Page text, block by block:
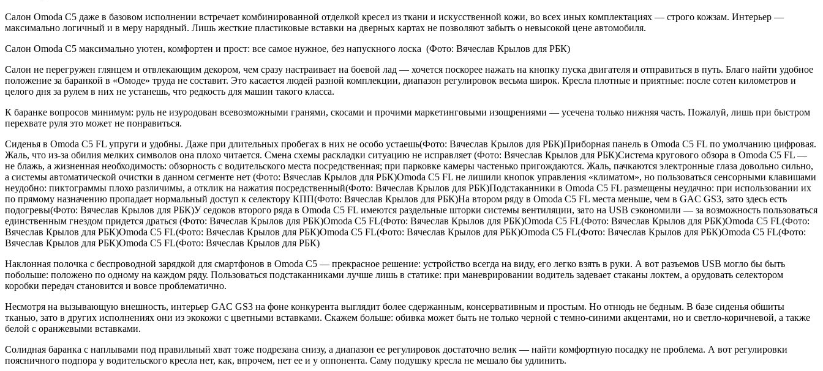
Салон Omoda C5 даже в базовом исполнении встречает комбинированной отделкой кресел из ткани и искусственной кожи, во всех иных комплектациях — строго кожзам. Интерьер —
максимально логичный и в меру нарядный. Лишь жесткие пластиковые вставки на дверных картах не позволяют забыть о невысокой цене автомобиля.
Салон Omoda C5 максимально уютен, комфортен и прост: все самое нужное, без напускного лоска (Фото: Вячеслав Крылов для РБК)
Салон не перегружен глянцем и отвлекающим декором, чем сразу настраивает на боевой лад — хочется поскорее нажать на кнопку пуска двигателя и отправиться в путь. Благо найти удобное
положение за баранкой в «Омоде» труда не составит. Это касается людей разной комплекции, диапазон регулировок весьма широк. Кресла плотные и приятные: после сотен километров и
целого дня за рулем в них не устанешь, что редкость для машин такого класса.
К баранке вопросов минимум: руль не изуродован всевозможными гранями, скосами и прочими маркетинговыми изощрениями — усечена только нижняя часть. Пожалуй, лишь при быстром
перехвате руля это может не понравиться.
Сиденья в Omoda C5 FL упруги и удобны. Даже при длительных пробегах в них не особо устаешь(Фото: Вячеслав Крылов для РБК)Приборная панель в Omoda C5 FL по умолчанию цифровая.
Жаль, что из-за обилия мелких символов она плохо читается. Смена схемы раскладки ситуацию не исправляет (Фото: Вячеслав Крылов для РБК)Система кругового обзора в Omoda C5 FL —
не блажь, а жизненная необходимость: обзорность с водительского места посредственная; при парковке камеры частенько пригождаются. Жаль, пачкаются электронные глаза довольно сильно,
а системы автоматической очистки в данном сегменте нет (Фото: Вячеслав Крылов для РБК)Omoda C5 FL не лишили кнопок управления «климатом», но пользоваться сенсорными клавишами
неудобно: пиктограммы плохо различимы, а отклик на нажатия посредственный(Фото: Вячеслав Крылов для РБК)Подстаканники в Omoda C5 FL размещены неудачно: при использовании их
по прямому назначению пропадает нормальный доступ к селектору КПП(Фото: Вячеслав Крылов для РБК)На втором ряду в Omoda C5 FL места меньше, чем в GAC GS3, зато здесь есть
подогревы(Фото: Вячеслав Крылов для РБК)У седоков второго ряда в Omoda C5 FL имеются раздельные шторки системы вентиляции, зато на USB сэкономили — за возможность пользоваться
единственным гнездом придется драться (Фото: Вячеслав Крылов для РБК)Omoda C5 FL(Фото: Вячеслав Крылов для РБК)Omoda C5 FL(Фото: Вячеслав Крылов для РБК)Omoda C5 FL(Фото:
Вячеслав Крылов для РБК)Omoda C5 FL(Фото: Вячеслав Крылов для РБК)Omoda C5 FL(Фото: Вячеслав Крылов для РБК)Omoda C5 FL(Фото: Вячеслав Крылов для РБК)Omoda C5 FL(Фото:
Вячеслав Крылов для РБК)Omoda C5 FL(Фото: Вячеслав Крылов для РБК)
Наклонная полочка с беспроводной зарядкой для смартфонов в Omoda C5 — прекрасное решение: устройство всегда на виду, его легко взять в руки. А вот разъемов USB могло бы быть
побольше: положено по одному на каждом ряду. Пользоваться подстаканниками лучше лишь в статике: при маневрировании водитель задевает стаканы локтем, а орудовать селектором
коробки передач становится и вовсе проблематично.
Несмотря на вызывающую внешность, интерьер GAC GS3 на фоне конкурента выглядит более сдержанным, консервативным и простым. Но отнюдь не бедным. В базе сиденья обшиты
тканью, зато в других исполнениях они из экокожи с цветными вставками. Скажем больше: обивка может быть не только черной с темно-синими акцентами, но и светло-коричневой, а также
белой с оранжевыми вставками.
Солидная баранка с наплывами под правильный хват тоже подрезана снизу, а диапазон ее регулировок достаточно велик — найти комфортную посадку не проблема. А вот регулировки
поясничного подпора у водительского кресла нет, как, впрочем, нет ее и у оппонента. Саму подушку кресла не мешало бы удлинить.